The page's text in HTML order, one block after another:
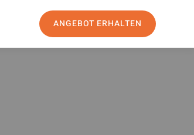
ANGEBOT ERHALTEN